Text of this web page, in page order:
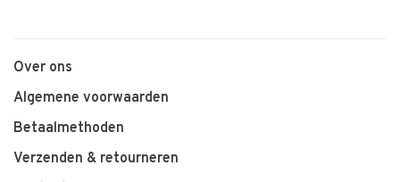
Over ons
Algemene voorwaarden
Betaalmethoden
Verzenden & retourneren